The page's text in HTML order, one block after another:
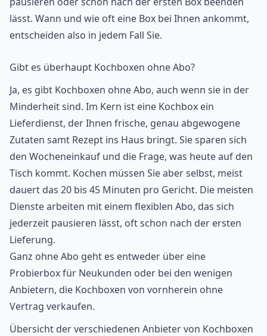
lässt. Wann und wie oft eine Box bei Ihnen ankommt,
entscheiden also in jedem Fall Sie.
Gibt es überhaupt Kochboxen ohne Abo?
Ja, es gibt Kochboxen ohne Abo, auch wenn sie in der
Minderheit sind. Im Kern ist eine Kochbox ein
Lieferdienst, der Ihnen frische, genau abgewogene
Zutaten samt Rezept ins Haus bringt. Sie sparen sich
den Wocheneinkauf und die Frage, was heute auf den
Tisch kommt. Kochen müssen Sie aber selbst, meist
dauert das 20 bis 45 Minuten pro Gericht. Die meisten
Dienste arbeiten mit einem flexiblen Abo, das sich
jederzeit pausieren lässt, oft schon nach der ersten
Lieferung.
Ganz ohne Abo geht es entweder über eine
Probierbox für Neukunden oder bei den wenigen
Anbietern, die Kochboxen von vornherein ohne
Vertrag verkaufen.
Übersicht der verschiedenen Anbieter von Kochboxen